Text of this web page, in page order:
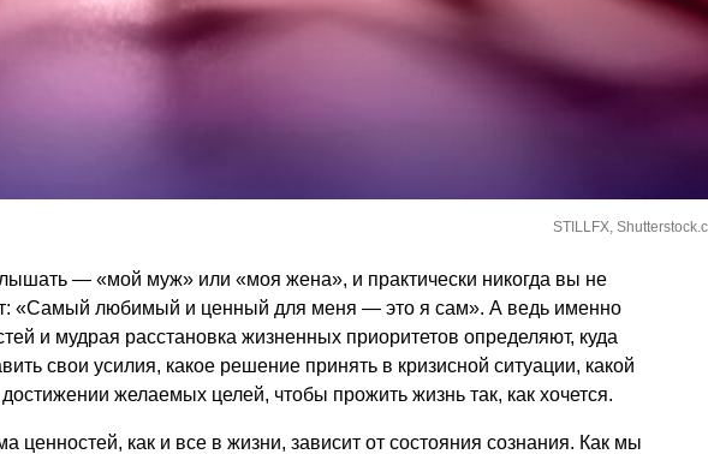
STILLFX,
— «мой муж» или «моя жена», и практически никогда вы не
«Самый любимый и ценный для меня — это я сам». А ведь именно
и мудрая расстановка жизненных приоритетов определяют, куда
свои усилия, какое решение принять в кризисной ситуации, какой
желаемых целей, чтобы прожить жизнь так, как хочется.
ценностей, как и все в жизни, зависит от состояния сознания. Как мы